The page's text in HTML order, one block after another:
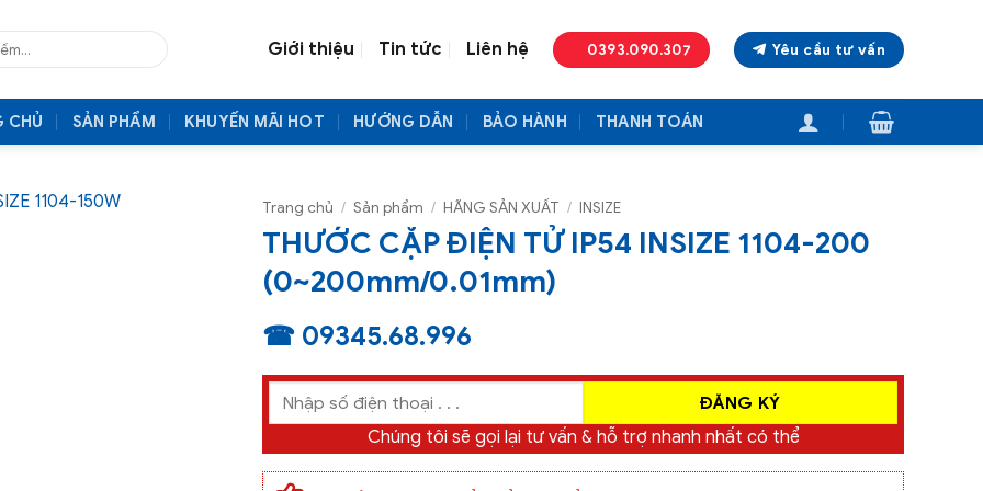
Giới thiệu Tin tức Liên hệ 0393.090.307 Yêu cầu tư vấn
CHỦ SẢN PHẨM KHUYẾN MÃI HOT HƯỚNG DẪN BẢO HÀNH THANH TOÁN
Trang chủ / Sản phẩm / HÃNG SẢN XUẤT / INSIZE
THƯỚC CẶP ĐIỆN TỬ IP54 INSIZE 1104-200
(0~200mm/0.01mm)
☎ 09345.68.996
Chúng tôi sẽ gọi lại tư vấn & hỗ trợ nhanh nhất có thể